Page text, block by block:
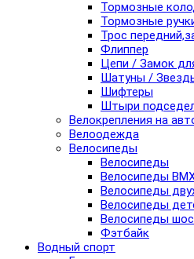
Тормозные
Тормозные
Трос
Флиппер
Цепи / Замок
Шатуны /
Шифтеры
Штыри
Велокрепления на
Велоодежда
Велосипеды
Велосипеды
Велосипеды
Велосипеды
Велосипеды
Велосипеды
Фэтбайк
Водный спорт